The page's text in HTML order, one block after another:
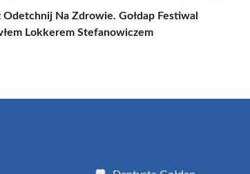
Na Zdrowie. Gołdap Festiwal
Lokkerem Stefanowiczem